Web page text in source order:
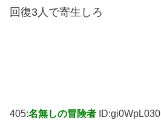
回復3人で寄生しろ
405:名無しの冒険者 ID:gi0WpL030